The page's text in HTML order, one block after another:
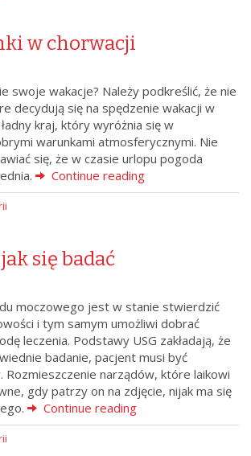
w chorwacji
swoje wakacje? Należy podkreślić, że nie
decydują się na spędzenie wakacji w
kraj, który wyróżnia się w
warunkami atmosferycznymi. Nie
się, że w czasie urlopu pogoda
Continue reading
się badać
moczowego jest w stanie stwierdzić
i tym samym umożliwi dobrać
leczenia. Podstawy USG zakładają, że
badanie, pacjent musi być
Rozmieszczenie narządów, które laikowi
gdy patrzy on na zdjęcie, nijak ma się
Continue reading